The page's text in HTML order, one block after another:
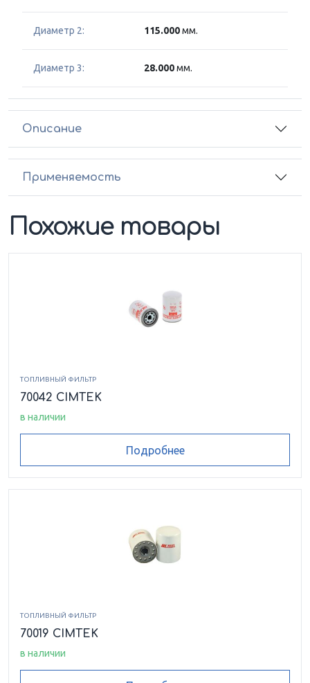
Диаметр 2: 115.000мм.
Диаметр 3: 28.000мм.
Описание
Применяемость
Похожие товары
ТОПЛИВНЫЙ ФИЛЬТР
70042 CIMTEK
в наличии
Подробнее
ТОПЛИВНЫЙ ФИЛЬТР
70019 CIMTEK
в наличии